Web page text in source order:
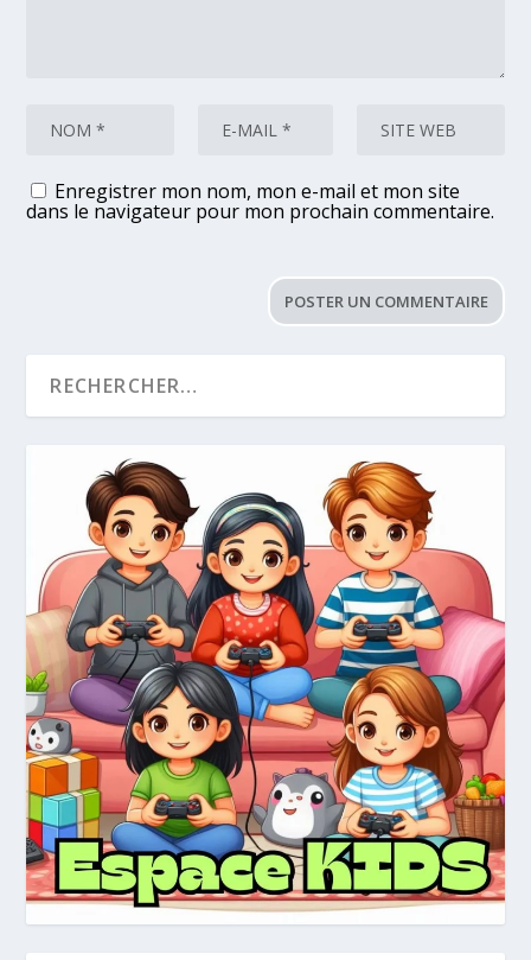
Enregistrer mon nom, mon e-mail et mon site
dans le navigateur pour mon prochain commentaire.